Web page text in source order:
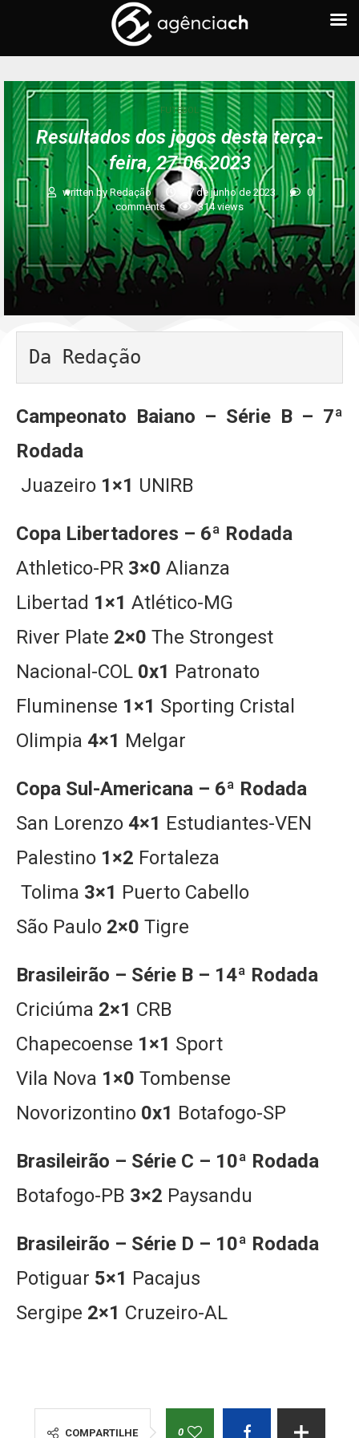
FUTEBOL
Resultados dos jogos desta terça-
feira, 27.06.2023
written byRedação 27 de junho de 2023
0
comments
314views
Da Redação
Campeonato Baiano – Série B – 7ª
Rodada
Juazeiro 1×1 UNIRB
Copa Libertadores – 6ª Rodada
Athletico-PR 3×0 Alianza
Libertad 1×1 Atlético-MG
River Plate 2×0 The Strongest
Nacional-COL 0x1 Patronato
Fluminense 1×1 Sporting Cristal
Olimpia 4×1 Melgar
Copa Sul-Americana – 6ª Rodada
San Lorenzo 4×1 Estudiantes-VEN
Palestino 1×2 Fortaleza
Tolima 3×1 Puerto Cabello
São Paulo 2×0 Tigre
Brasileirão – Série B – 14ª Rodada
Criciúma 2×1 CRB
Chapecoense 1×1 Sport
Vila Nova 1×0 Tombense
Novorizontino 0x1 Botafogo-SP
Brasileirão – Série C – 10ª Rodada
Botafogo-PB 3×2 Paysandu
Brasileirão – Série D – 10ª Rodada
Potiguar 5×1 Pacajus
Sergipe 2×1 Cruzeiro-AL
COMPARTILHE 0